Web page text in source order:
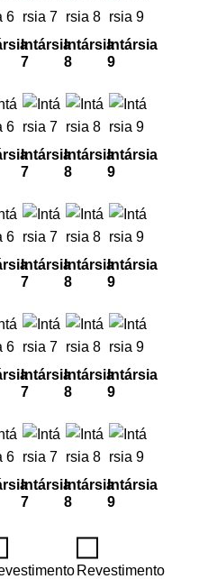
Intársia
7
Intársia
8
Intársia
9
Intársia
7
Intársia
8
Intársia
9
Intársia
7
Intársia
8
Intársia
9
Intársia
7
Intársia
8
Intársia
9
Intársia
7
Intársia
8
Intársia
9
Revestimento